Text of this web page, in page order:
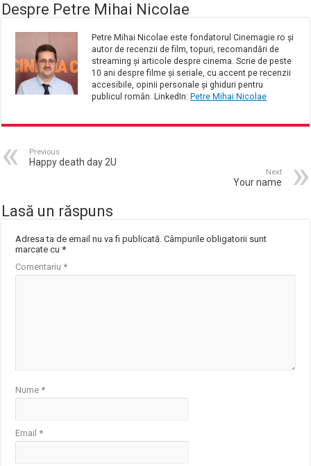
Despre Petre Mihai Nicolae
Petre Mihai Nicolae este fondatorul Cinemagie.ro și
autor de recenzii de film, topuri, recomandări de
streaming și articole despre cinema. Scrie de peste
10 ani despre filme și seriale, cu accent pe recenzii
accesibile, opinii personale și ghiduri pentru
publicul român. LinkedIn: Petre Mihai Nicolae
Previous
Happy death day 2U
Next
Your name
Lasă un răspuns
Adresa ta de email nu va fi publicată. Câmpurile obligatorii sunt
marcate cu*
Comentariu*
Nume*
Email*